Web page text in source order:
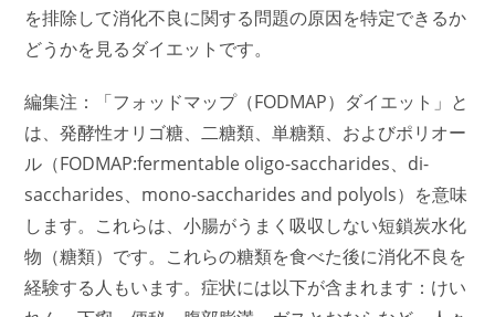
を排除して消化不良に関する問題の原因を特定できるか
どうかを見るダイエットです。
編集注：「フォッドマップ（FODMAP）ダイエット」と
は、発酵性オリゴ糖、二糖類、単糖類、およびポリオー
ル（FODMAP:fermentable oligo-saccharides、di-
saccharides、mono-saccharides and polyols）を意味
します。これらは、小腸がうまく吸収しない短鎖炭水化
物（糖類）です。これらの糖類を食べた後に消化不良を
経験する人もいます。症状には以下が含まれます：けい